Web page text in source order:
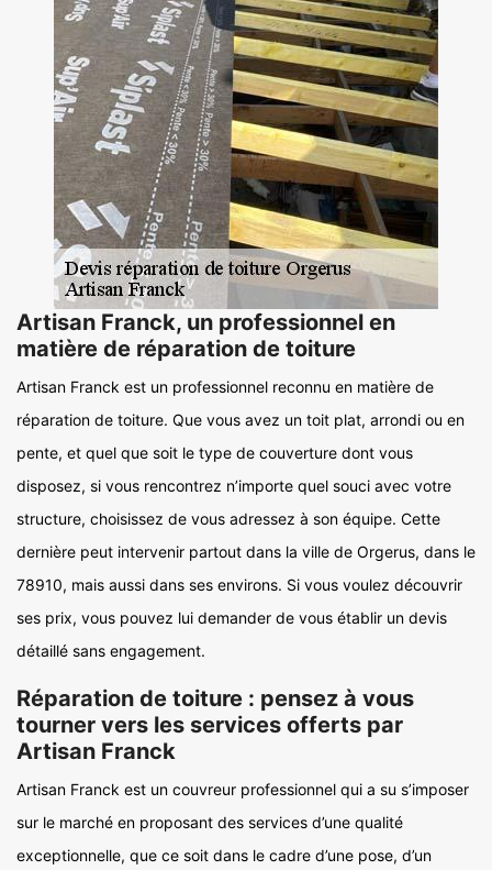
Artisan Franck, un professionnel en
matière de réparation de toiture
Artisan Franck est un professionnel reconnu en matière de
réparation de toiture. Que vous avez un toit plat, arrondi ou en
pente, et quel que soit le type de couverture dont vous
disposez, si vous rencontrez n’importe quel souci avec votre
structure, choisissez de vous adressez à son équipe. Cette
dernière peut intervenir partout dans la ville de Orgerus, dans le
78910, mais aussi dans ses environs. Si vous voulez découvrir
ses prix, vous pouvez lui demander de vous établir un devis
détaillé sans engagement.
Réparation de toiture : pensez à vous
tourner vers les services offerts par
Artisan Franck
Artisan Franck est un couvreur professionnel qui a su s’imposer
sur le marché en proposant des services d’une qualité
exceptionnelle, que ce soit dans le cadre d’une pose, d’un